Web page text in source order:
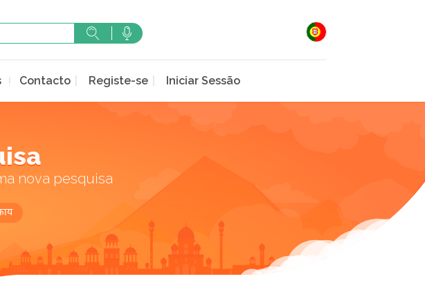
Contacto Registe-se Iniciar Sessão
nova pesquisa